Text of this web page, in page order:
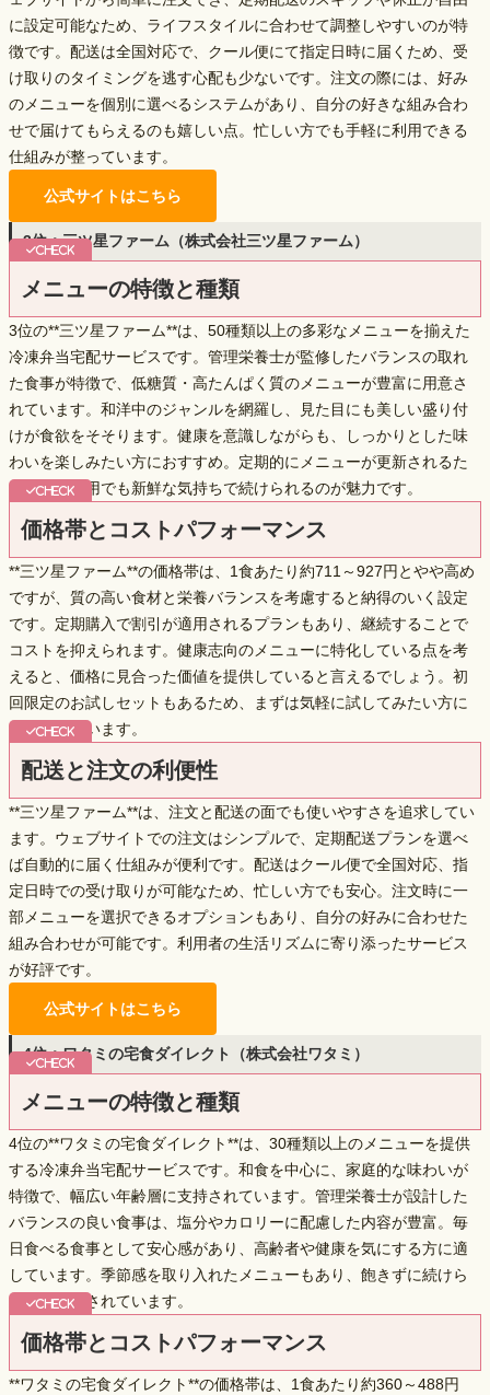
に設定可能なため、ライフスタイルに合わせて調整しやすいのが特
徴です。配送は全国対応で、クール便にて指定日時に届くため、受
け取りのタイミングを逃す心配も少ないです。注文の際には、好み
のメニューを個別に選べるシステムがあり、自分の好きな組み合わ
せで届けてもらえるのも嬉しい点。忙しい方でも手軽に利用できる
仕組みが整っています。
公式サイトはこちら
3位：三ツ星ファーム（株式会社三ツ星ファーム）
メニューの特徴と種類
3位の**三ツ星ファーム**は、 50種類以上の多彩なメニューを揃えた
冷凍弁当宅配サービスです。管理栄養士が監修したバランスの取れ
た食事が特徴で、低糖質・高たんぱく質のメニューが豊富に用意さ
れています。和洋中のジャンルを網羅し、見た目にも美しい盛り付
けが食欲をそそります。健康を意識しながらも、しっかりとした味
わいを楽しみたい方におすすめ。定期的にメニューが更新されるた
め、長期利用でも新鮮な気持ちで続けられるのが魅力です。
価格帯とコストパフォーマンス
**三ツ星ファーム**の価格帯は、1食あたり約711～927円とやや高め
ですが、 質の高い食材と栄養バランスを考慮すると納得のいく設定
です。定期購入で割引が適用されるプランもあり、継続することで
コストを抑えられます。健康志向のメニューに特化している点を考
えると、価格に見合った価値を提供していると言えるでしょう。初
回限定のお試しセットもあるため、まずは気軽に試してみたい方に
も対応しています。
配送と注文の利便性
**三ツ星ファーム**は、注文と配送の面でも使いやすさを追求してい
ます。ウェブサイトでの注文はシンプルで、定期配送プランを選べ
ば自動的に届く仕組みが便利です。配送はクール便で全国対応、 指
定日時での受け取りが可能なため、忙しい方でも安心。注文時に一
部メニューを選択できるオプションもあり、自分の好みに合わせた
組み合わせが可能です。利用者の生活リズムに寄り添ったサービス
が好評です。
公式サイトはこちら
4位：ワタミの宅食ダイレクト（株式会社ワタミ）
メニューの特徴と種類
4位の**ワタミの宅食ダイレクト**は、 30種類以上のメニューを提供
する冷凍弁当宅配サービスです。和食を中心に、家庭的な味わいが
特徴で、幅広い年齢層に支持されています。管理栄養士が設計した
バランスの良い食事は、塩分やカロリーに配慮した内容が豊富。毎
日食べる食事として安心感があり、高齢者や健康を気にする方に適
しています。季節感を取り入れたメニューもあり、飽きずに続けら
れる工夫がされています。
価格帯とコストパフォーマンス
**ワタミの宅食ダイレクト**の価格帯は、1食あたり約360～488円